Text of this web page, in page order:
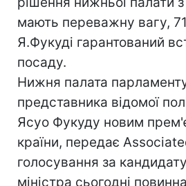
мають переважну вагу,
Я.Фукуді гарантований
посаду.
Нижня палата
представника відомої
Ясуо Фукуду новим
країни, передає
голосування за
міністра сьогодні